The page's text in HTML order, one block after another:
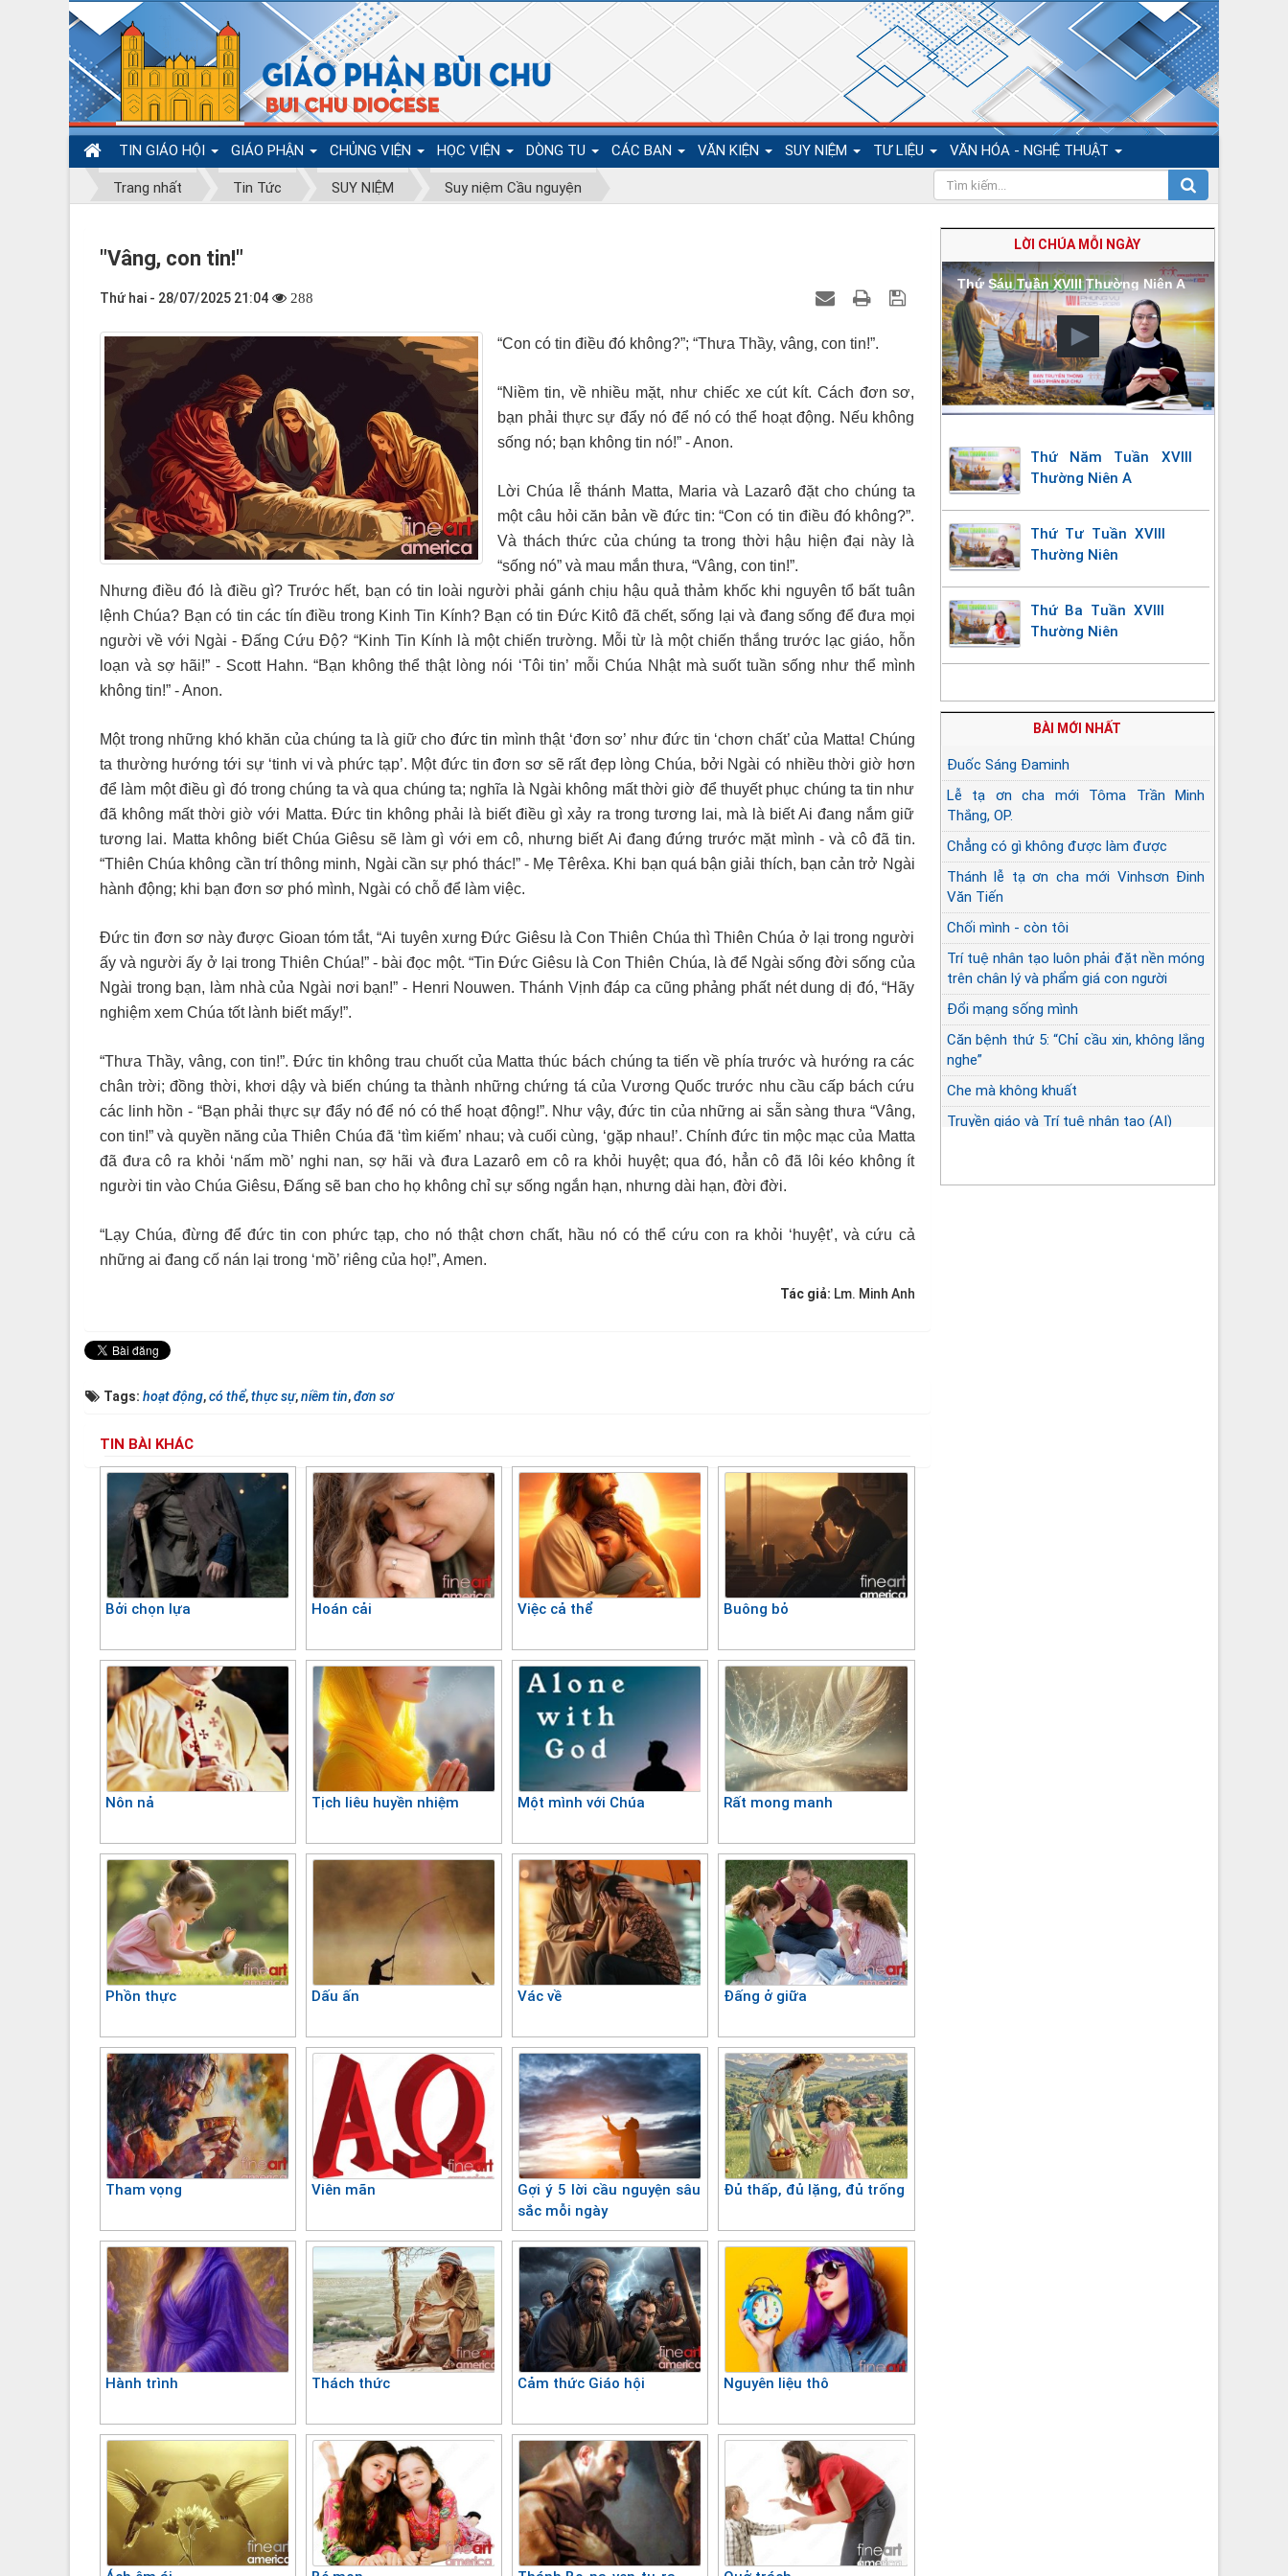
TIN GIÁO HỘI GIÁO PHẬN CHỦNG VIỆN HỌC VIỆN DÒNG TU CÁC BAN VĂN KIỆN SUY NIỆM TƯ LIỆU VĂN HÓA - NGHỆ THUẬT
Trang nhất Tin Tức SUY NIỆM Suy niệm Cầu nguyện
"Vâng, con tin!"
Thứ hai - 28/07/2025 21:04 288
“Con có tin điều đó không?”; “Thưa Thầy, vâng, con tin!”.
“Niềm tin, về nhiều mặt, như chiếc xe cút kít. Cách đơn sơ,
bạn phải thực sự đẩy nó để nó có thể hoạt động. Nếu không
sống nó; bạn không tin nó!” - Anon.
Lời Chúa lễ thánh Matta, Maria và Lazarô đặt cho chúng ta
một câu hỏi căn bản về đức tin: “Con có tin điều đó không?”.
Và thách thức của chúng ta trong thời hậu hiện đại này là
“sống nó” và mau mắn thưa, “Vâng, con tin!”.
Nhưng điều đó là điều gì? Trước hết, bạn có tin loài người phải gánh chịu hậu quả thảm khốc khi nguyên tổ bất tuân
lệnh Chúa? Bạn có tin các tín điều trong Kinh Tin Kính? Bạn có tin Đức Kitô đã chết, sống lại và đang sống để đưa mọi
người về với Ngài - Đấng Cứu Độ? “Kinh Tin Kính là một chiến trường. Mỗi từ là một chiến thắng trước lạc giáo, hỗn
loạn và sợ hãi!” - Scott Hahn. “Bạn không thể thật lòng nói ‘Tôi tin’ mỗi Chúa Nhật mà suốt tuần sống như thể mình
không tin!” - Anon.
Một trong những khó khăn của chúng ta là giữ cho đức tin mình thật ‘đơn sơ’ như đức tin ‘chơn chất’ của Matta! Chúng
ta thường hướng tới sự ‘tinh vi và phức tạp’. Một đức tin đơn sơ sẽ rất đẹp lòng Chúa, bởi Ngài có nhiều thời giờ hơn
để làm một điều gì đó trong chúng ta và qua chúng ta; nghĩa là Ngài không mất thời giờ để thuyết phục chúng ta tin như
đã không mất thời giờ với Matta. Đức tin không phải là biết điều gì xảy ra trong tương lai, mà là biết Ai đang nắm giữ
tương lai. Matta không biết Chúa Giêsu sẽ làm gì với em cô, nhưng biết Ai đang đứng trước mặt mình - và cô đã tin.
“Thiên Chúa không cần trí thông minh, Ngài cần sự phó thác!” - Mẹ Têrêxa. Khi bạn quá bận giải thích, bạn cản trở Ngài
hành động; khi bạn đơn sơ phó mình, Ngài có chỗ để làm việc.
Đức tin đơn sơ này được Gioan tóm tắt, “Ai tuyên xưng Đức Giêsu là Con Thiên Chúa thì Thiên Chúa ở lại trong người
ấy và người ấy ở lại trong Thiên Chúa!” - bài đọc một. “Tin Đức Giêsu là Con Thiên Chúa, là để Ngài sống đời sống của
Ngài trong bạn, làm nhà của Ngài nơi bạn!” - Henri Nouwen. Thánh Vịnh đáp ca cũng phảng phất nét dung dị đó, “Hãy
nghiệm xem Chúa tốt lành biết mấy!”.
“Thưa Thầy, vâng, con tin!”. Đức tin không trau chuốt của Matta thúc bách chúng ta tiến về phía trước và hướng ra các
chân trời; đồng thời, khơi dậy và biến chúng ta thành những chứng tá của Vương Quốc trước nhu cầu cấp bách cứu
các linh hồn - “Bạn phải thực sự đẩy nó để nó có thể hoạt động!”. Như vậy, đức tin của những ai sẵn sàng thưa “Vâng,
con tin!” và quyền năng của Thiên Chúa đã ‘tìm kiếm’ nhau; và cuối cùng, ‘gặp nhau!’. Chính đức tin mộc mạc của Matta
đã đưa cô ra khỏi ‘nấm mồ’ nghi nan, sợ hãi và đưa Lazarô em cô ra khỏi huyệt; qua đó, hẳn cô đã lôi kéo không ít
người tin vào Chúa Giêsu, Đấng sẽ ban cho họ không chỉ sự sống ngắn hạn, nhưng dài hạn, đời đời.
“Lạy Chúa, đừng để đức tin con phức tạp, cho nó thật chơn chất, hầu nó có thể cứu con ra khỏi ‘huyệt’, và cứu cả
những ai đang cố nán lại trong ‘mồ’ riêng của họ!”, Amen.
Tác giả: Lm. Minh Anh
Tags: hoạt động,có thể,thực sự,niềm tin,đơn sơ
TIN BÀI KHÁC
Bởi chọn lựa Hoán cải Việc cả thể Buông bỏ
Nôn nả Tịch liêu huyền nhiệm Một mình với Chúa Rất mong manh
Phồn thực Dấu ấn Vác về Đấng ở giữa
Tham vọng Viên mãn
Gợi ý 5 lời cầu nguyện sâu
sắc mỗi ngày
Đủ thấp, đủ lặng, đủ trống
Hành trình Thách thức Cảm thức Giáo hội Nguyên liệu thô
LỜI CHÚA MỖI NGÀY
Thứ Sáu Tuần XVIII Thường Niên A
Thứ Năm Tuần XVIII
Thường Niên A
Thứ Tư Tuần XVIII
Thường Niên
Thứ Ba Tuần XVIII
Thường Niên
BÀI MỚI NHẤT
Đuốc Sáng Đaminh
Lễ tạ ơn cha mới Tôma Trần Minh
Thắng, OP.
Chẳng có gì không được làm được
Thánh lễ tạ ơn cha mới Vinhsơn Đinh
Văn Tiến
Chối mình - còn tôi
Trí tuệ nhân tạo luôn phải đặt nền móng
trên chân lý và phẩm giá con người
Đổi mạng sống mình
Căn bệnh thứ 5: “Chỉ cầu xin, không lắng
nghe”
Che mà không khuất
Truyền giáo và Trí tuệ nhân tạo (AI)